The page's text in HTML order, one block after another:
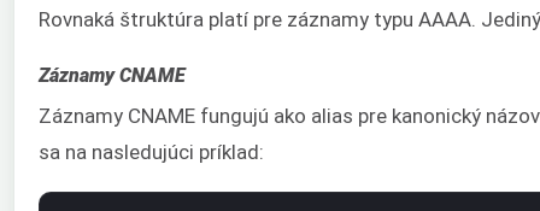
Rovnaká štruktúra platí pre záznamy typu AAAA.
Záznamy CNAME
Záznamy CNAME fungujú ako alias pre kanonický
sa na nasledujúci príklad: